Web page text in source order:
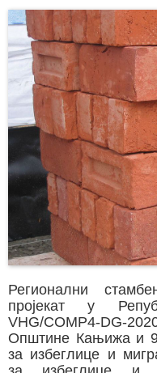
Регионални
пројекат у
VHG/COMP4-DG-
Општине Кањижа и
за избеглице и